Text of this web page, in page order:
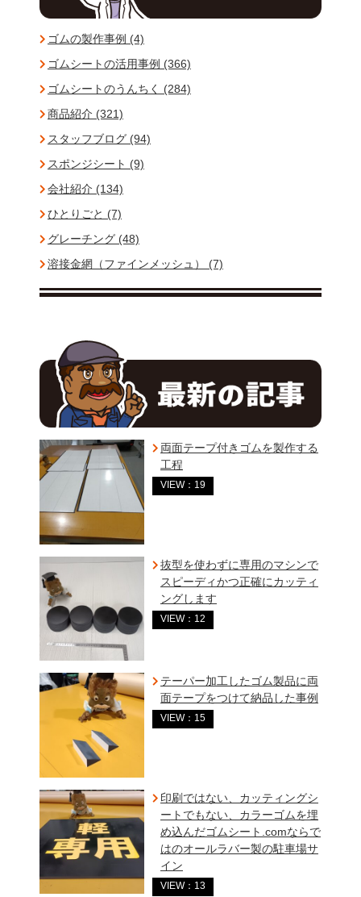
ゴムの製作事例 (4)
ゴムシートの活用事例 (366)
ゴムシートのうんちく (284)
商品紹介 (321)
スタッフブログ (94)
スポンジシート (9)
会社紹介 (134)
ひとりごと (7)
グレーチング (48)
溶接金網（ファインメッシュ） (7)
両面テープ付きゴムを製作する
工程
VIEW：19
抜型を使わずに専用のマシンで
スピーディかつ正確にカッティ
ングします
VIEW：12
テーパー加工したゴム製品に両
面テープをつけて納品した事例
VIEW：15
印刷ではない、カッティングシ
ートでもない、カラーゴムを埋
め込んだゴムシート.comならで
はのオールラバー製の駐車場サ
イン
VIEW：13